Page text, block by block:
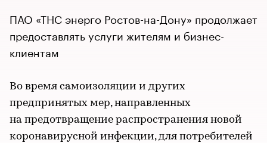
ПАО «ТНС энерго Ростов-на-Дону» продолжает
предоставлять услуги жителям и бизнес-
клиентам
Во время самоизоляции и других
предпринятых мер, направленных
на предотвращение распространения новой
коронавирусной инфекции, для потребителей